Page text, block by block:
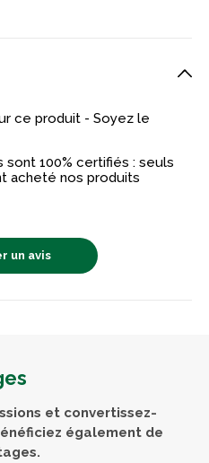
ce produit - Soyez le
sont 100% certifiés : seuls
acheté nos produits
un avis
et convertissez-
également de